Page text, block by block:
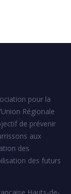
pour la
Régionale
de prévenir
aux
des
des futurs